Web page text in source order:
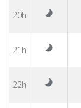
20h
21h
22h